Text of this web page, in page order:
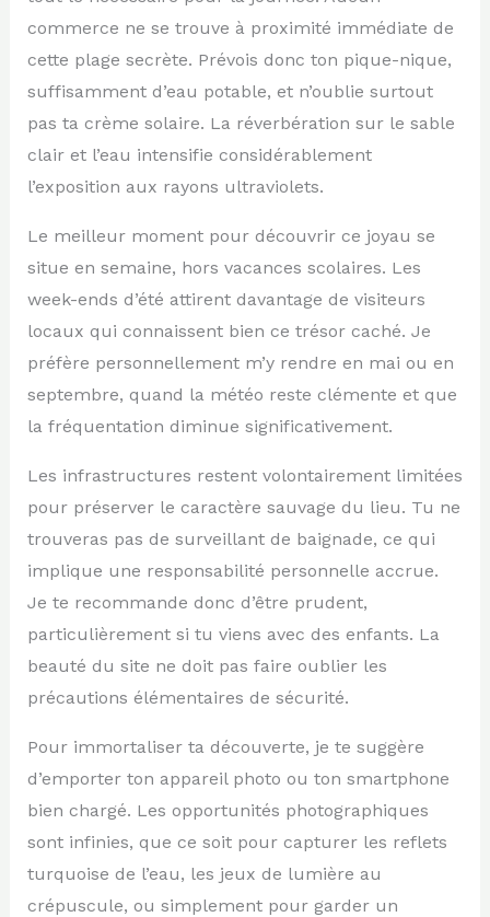
commerce ne se trouve à proximité immédiate de
cette plage secrète. Prévois donc ton pique-nique,
suffisamment d’eau potable, et n’oublie surtout
pas ta crème solaire. La réverbération sur le sable
clair et l’eau intensifie considérablement
l’exposition aux rayons ultraviolets.
Le meilleur moment pour découvrir ce joyau se
situe en semaine, hors vacances scolaires. Les
week-ends d’été attirent davantage de visiteurs
locaux qui connaissent bien ce trésor caché. Je
préfère personnellement m’y rendre en mai ou en
septembre, quand la météo reste clémente et que
la fréquentation diminue significativement.
Les infrastructures restent volontairement limitées
pour préserver le caractère sauvage du lieu. Tu ne
trouveras pas de surveillant de baignade, ce qui
implique une responsabilité personnelle accrue.
Je te recommande donc d’être prudent,
particulièrement si tu viens avec des enfants. La
beauté du site ne doit pas faire oublier les
précautions élémentaires de sécurité.
Pour immortaliser ta découverte, je te suggère
d’emporter ton appareil photo ou ton smartphone
bien chargé. Les opportunités photographiques
sont infinies, que ce soit pour capturer les reflets
turquoise de l’eau, les jeux de lumière au
crépuscule, ou simplement pour garder un